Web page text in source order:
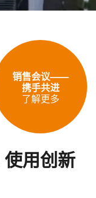
使用创新
销售会议——
携手共进
了解更多